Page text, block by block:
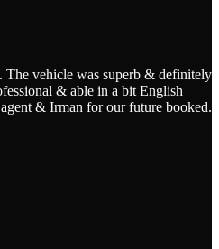
The vehicle was superb & definitely
& able in a bit English
& Irman for our future booked.